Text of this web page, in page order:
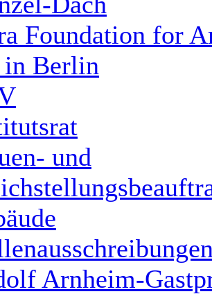
Foundation for
Berlin
und
Arnheim-